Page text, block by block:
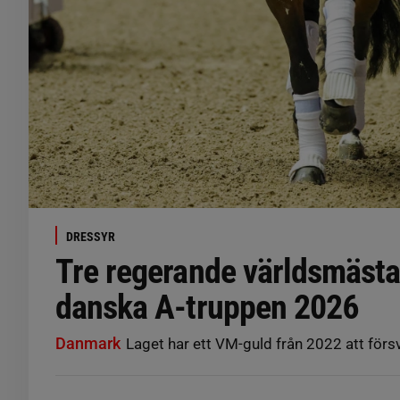
DRESSYR
Tre regerande
danska A-truppen 2026
Danmark Laget har ett VM-guld från 2022 att